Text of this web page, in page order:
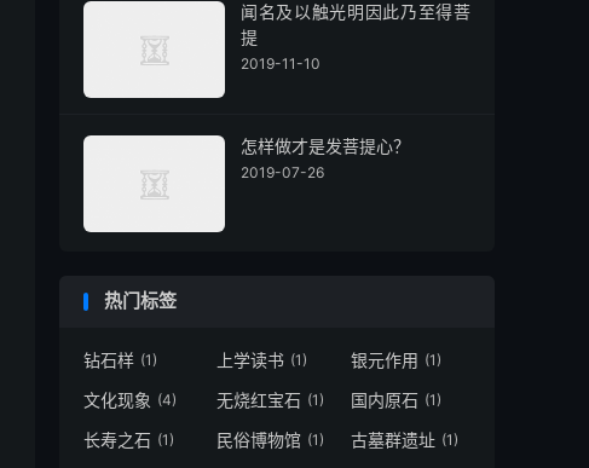
闻名及以触光明因此乃至得菩
提
2019-11-10
怎样做才是发菩提心？
2019-07-26
热门标签
钻石样 (1) 上学读书 (1) 银元作用 (1)
文化现象 (4) 无烧红宝石 (1) 国内原石 (1)
长寿之石 (1) 民俗博物馆 (1) 古墓群遗址 (1)